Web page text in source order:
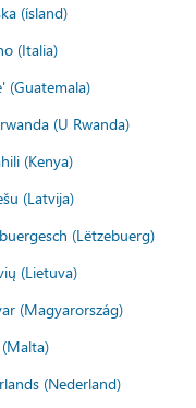
(ísland)
(Italia)
(Guatemala)
(U Rwanda)
(Kenya)
(Latvija)
(Lëtzebuerg)
(Lietuva)
(Magyarország)
(Nederland)